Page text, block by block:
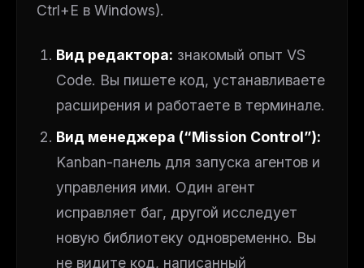
Ctrl+E в Windows).
Вид редактора: знакомый опыт VS
Code. Вы пишете код, устанавливаете
расширения и работаете в терминале.
Вид менеджера (“Mission Control”):
Kanban-панель для запуска агентов и
управления ими. Один агент
исправляет баг, другой исследует
новую библиотеку одновременно. Вы
не видите код, написанный
THIS WEEK'S DIGEST
MCP pick of the week
New agent skill drop
Free · Weekly · 2 min read
FREE NEWSLETTER